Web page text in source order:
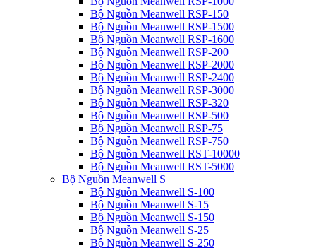
Bộ Nguồn Meanwell RSP-150
Bộ Nguồn Meanwell RSP-1500
Bộ Nguồn Meanwell RSP-1600
Bộ Nguồn Meanwell RSP-200
Bộ Nguồn Meanwell RSP-2000
Bộ Nguồn Meanwell RSP-2400
Bộ Nguồn Meanwell RSP-3000
Bộ Nguồn Meanwell RSP-320
Bộ Nguồn Meanwell RSP-500
Bộ Nguồn Meanwell RSP-75
Bộ Nguồn Meanwell RSP-750
Bộ Nguồn Meanwell RST-10000
Bộ Nguồn Meanwell RST-5000
Bộ Nguồn Meanwell S
Bộ Nguồn Meanwell S-100
Bộ Nguồn Meanwell S-15
Bộ Nguồn Meanwell S-150
Bộ Nguồn Meanwell S-25
Bộ Nguồn Meanwell S-250